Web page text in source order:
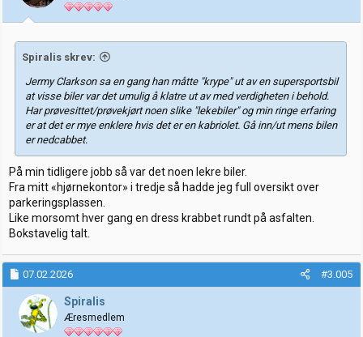
Spiralis skrev:
Jermy Clarkson sa en gang han måtte "krype" ut av en supersportsbil
at visse biler var det umulig å klatre ut av med verdigheten i behold.
Har prøvesittet/prøvekjørt noen slike "lekebiler" og min ringe erfaring
er at det er mye enklere hvis det er en kabriolet. Gå inn/ut mens bilen
er nedcabbet.
På min tidligere jobb så var det noen lekre biler.
Fra mitt «hjørnekontor» i tredje så hadde jeg full oversikt over
parkeringsplassen.
Like morsomt hver gang en dress krabbet rundt på asfalten.
Bokstavelig talt.
07.02.2026 #3.005
Spiralis
Æresmedlem